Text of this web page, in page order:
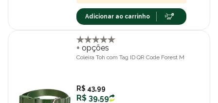
Adicionar ao carrinho
+ opções
Coleira Toh com Tag ID QR Code Forest M
R$ 43,99
R$ 39,59